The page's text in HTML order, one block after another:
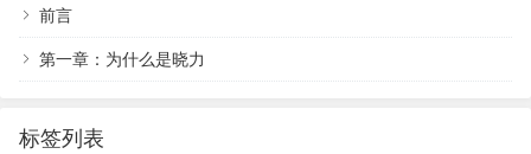
前言
第一章：为什么是晓力
标签列表